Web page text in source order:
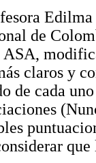
de
ASA,
claros y
de cada